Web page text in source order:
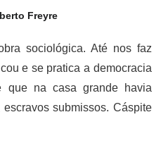
Freyre
sociológica. Até nos faz
e se pratica a democracia
que na casa grande havia
submissos. Cáspite